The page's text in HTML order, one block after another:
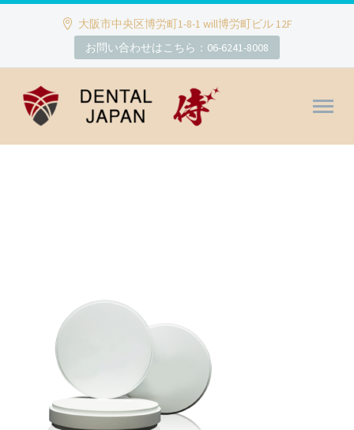
大阪市中央区博労町1-8-1 will博労町ビル 12F
お問い合わせはこちら：06-6241-8008